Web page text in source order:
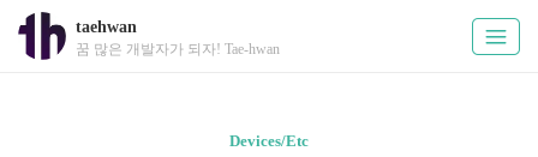
taehwan
꿈 많은 개발자가 되자! Tae-hwan
Devices/Etc